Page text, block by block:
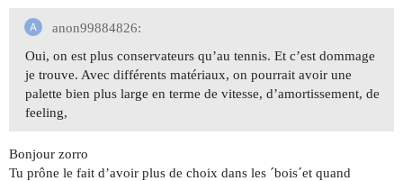
anon99884826:
Oui, on est plus conservateurs qu’au tennis. Et c’est dommage
je trouve. Avec différents matériaux, on pourrait avoir une
palette bien plus large en terme de vitesse, d’amortissement, de
feeling,
Bonjour zorro
Tu prône le fait d’avoir plus de choix dans les ´bois´et quand